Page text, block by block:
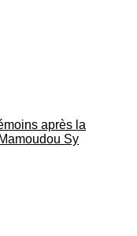
après la
Sy